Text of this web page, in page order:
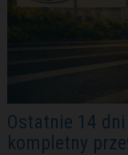
Ostatnie 14
kompletny